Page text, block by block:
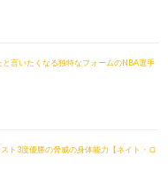
と言いたくなる独特なフォームのNBA選手
ト3度優勝の脅威の身体能力【ネイト・ロ